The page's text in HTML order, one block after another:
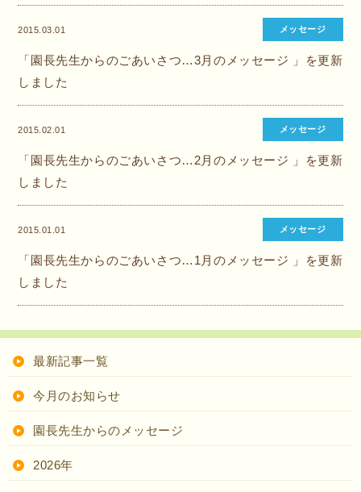
2015.03.01 メッセージ
「園長先生からのごあいさつ…3月のメッセージ 」を更新
しました
2015.02.01 メッセージ
「園長先生からのごあいさつ…2月のメッセージ 」を更新
しました
2015.01.01 メッセージ
「園長先生からのごあいさつ…1月のメッセージ 」を更新
しました
最新記事一覧
今月のお知らせ
園長先生からのメッセージ
2026年